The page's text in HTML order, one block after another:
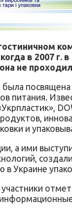
гостиничном
в 2007
не
питания.
и
а ими
Украине